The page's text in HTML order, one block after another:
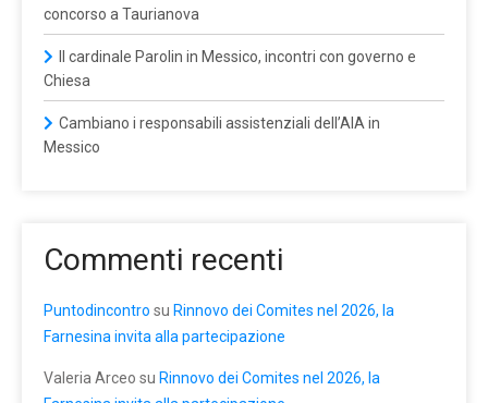
concorso a Taurianova
Il cardinale Parolin in Messico, incontri con governo e
Chiesa
Cambiano i responsabili assistenziali dell’AIA in
Messico
Commenti recenti
Puntodincontro su Rinnovo dei Comites nel 2026, la
Farnesina invita alla partecipazione
Valeria Arceo su Rinnovo dei Comites nel 2026, la